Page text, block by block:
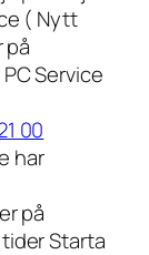
( Nytt
på
Service
00
har
på
Starta